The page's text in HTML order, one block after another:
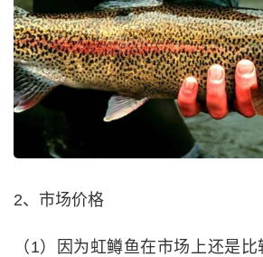
2、市场价格
（1）因为虹鳟鱼在市场上还是